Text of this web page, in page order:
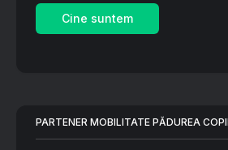
Cine suntem
PARTENER MOBILITATE PĂDUREA